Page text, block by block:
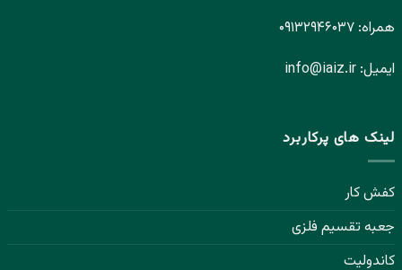
همراه: ۰۹۱۳۲۹۴۶۰۳۷
ایمیل: info@iaiz.ir
لینک های پرکاربرد
کفش کار
جعبه تقسیم فلزی
کاندولیت